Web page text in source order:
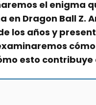
el enigma
en Dragon Ball Z.
los años y
esto